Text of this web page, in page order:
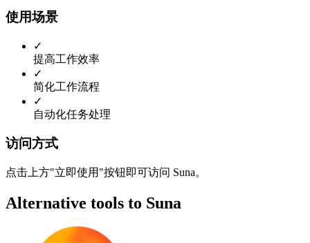
使用场景
✓
提高工作效率
✓
简化工作流程
✓
自动化任务处理
访问方式
点击上方"立即使用"按钮即可访问 Suna。
Alternative tools to Suna